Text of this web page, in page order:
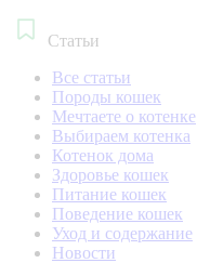
Статьи
Все статьи
Породы кошек
Мечтаете о котенке
Выбираем котенка
Котенок дома
Здоровье кошек
Питание кошек
Поведение кошек
Уход и содержание
Новости